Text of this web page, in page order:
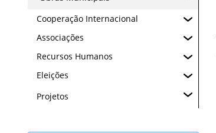
Cooperação Internacional
Associações
Recursos Humanos
Eleições
Projetos